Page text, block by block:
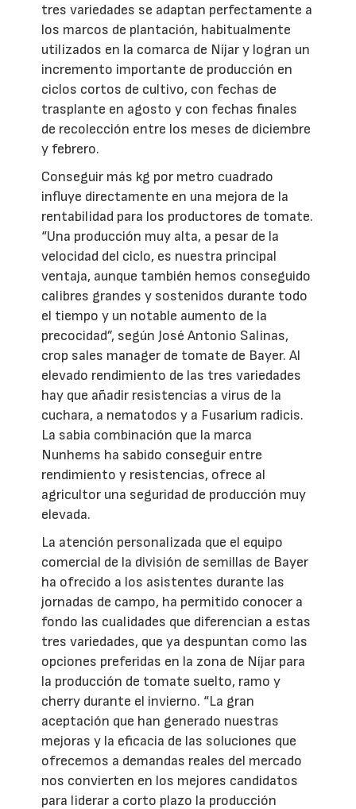
tres variedades se adaptan perfectamente a
los marcos de plantación, habitualmente
utilizados en la comarca de Níjar y logran un
incremento importante de producción en
ciclos cortos de cultivo, con fechas de
trasplante en agosto y con fechas finales
de recolección entre los meses de diciembre
y febrero.
Conseguir más kg por metro cuadrado
influye directamente en una mejora de la
rentabilidad para los productores de tomate.
“Una producción muy alta, a pesar de la
velocidad del ciclo, es nuestra principal
ventaja, aunque también hemos conseguido
calibres grandes y sostenidos durante todo
el tiempo y un notable aumento de la
precocidad”, según José Antonio Salinas,
crop sales manager de tomate de Bayer. Al
elevado rendimiento de las tres variedades
hay que añadir resistencias a virus de la
cuchara, a nematodos y a Fusarium radicis.
La sabia combinación que la marca
Nunhems ha sabido conseguir entre
rendimiento y resistencias, ofrece al
agricultor una seguridad de producción muy
elevada.
La atención personalizada que el equipo
comercial de la división de semillas de Bayer
ha ofrecido a los asistentes durante las
jornadas de campo, ha permitido conocer a
fondo las cualidades que diferencian a estas
tres variedades, que ya despuntan como las
opciones preferidas en la zona de Níjar para
la producción de tomate suelto, ramo y
cherry durante el invierno. “La gran
aceptación que han generado nuestras
mejoras y la eficacia de las soluciones que
ofrecemos a demandas reales del mercado
nos convierten en los mejores candidatos
para liderar a corto plazo la producción